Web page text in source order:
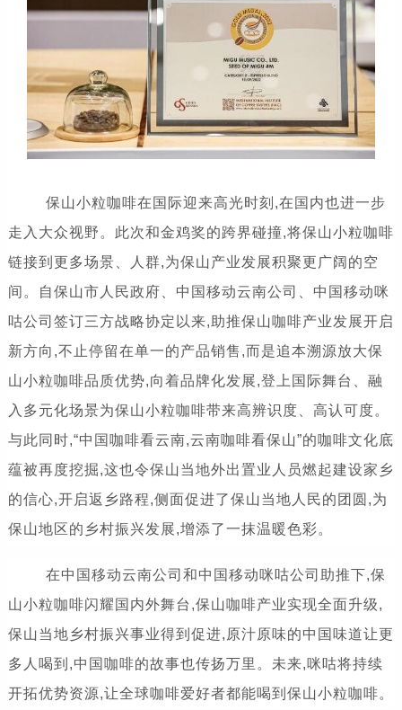
保山小粒咖啡在国际迎来高光时刻,在国内也进一步
走入大众视野。此次和金鸡奖的跨界碰撞,将保山小粒咖啡
链接到更多场景、人群,为保山产业发展积聚更广阔的空
间。自保山市人民政府、中国移动云南公司、中国移动咪
咕公司签订三方战略协定以来,助推保山咖啡产业发展开启
新方向,不止停留在单一的产品销售,而是追本溯源放大保
山小粒咖啡品质优势,向着品牌化发展,登上国际舞台、融
入多元化场景为保山小粒咖啡带来高辨识度、高认可度。
与此同时,“中国咖啡看云南,云南咖啡看保山”的咖啡文化底
蕴被再度挖掘,这也令保山当地外出置业人员燃起建设家乡
的信心,开启返乡路程,侧面促进了保山当地人民的团圆,为
保山地区的乡村振兴发展,增添了一抹温暖色彩。
在中国移动云南公司和中国移动咪咕公司助推下,保
山小粒咖啡闪耀国内外舞台,保山咖啡产业实现全面升级,
保山当地乡村振兴事业得到促进,原汁原味的中国味道让更
多人喝到,中国咖啡的故事也传扬万里。未来,咪咕将持续
开拓优势资源,让全球咖啡爱好者都能喝到保山小粒咖啡。